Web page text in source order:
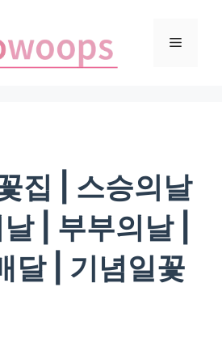
Menu
집 | 스승의날
날 | 부부의날 |
달 | 기념일꽃